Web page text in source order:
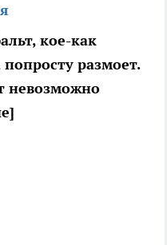
кое-как
размоет.
невозможно